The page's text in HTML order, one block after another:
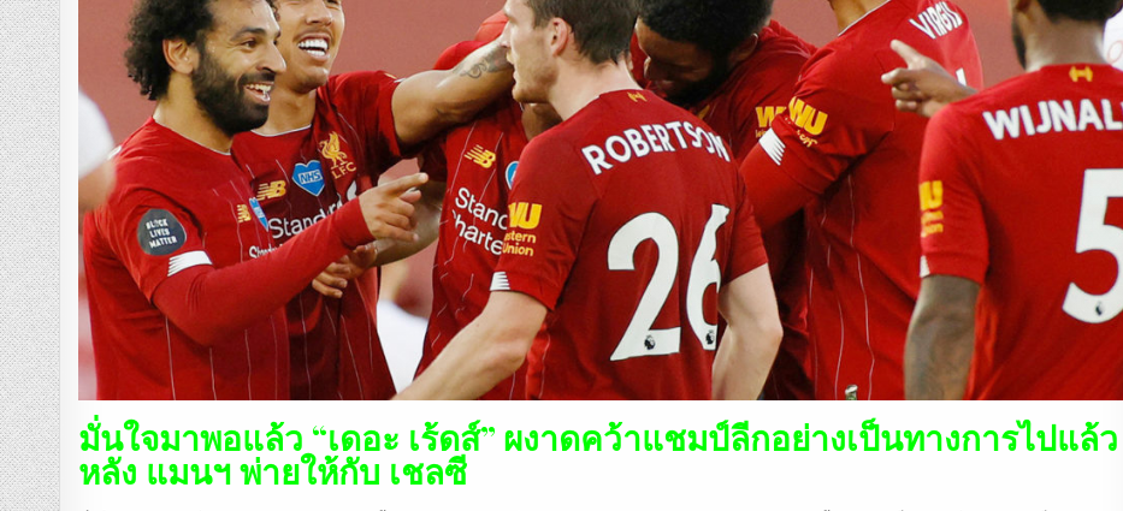
มั่นใจมาพอแล้ว “เดอะ เร้ดส์” ผงาดคว้าแชมป์ลีกอย่างเป็นทางการไปแล้ว
หลัง แมนฯ พ่ายให้กับ เชลซี